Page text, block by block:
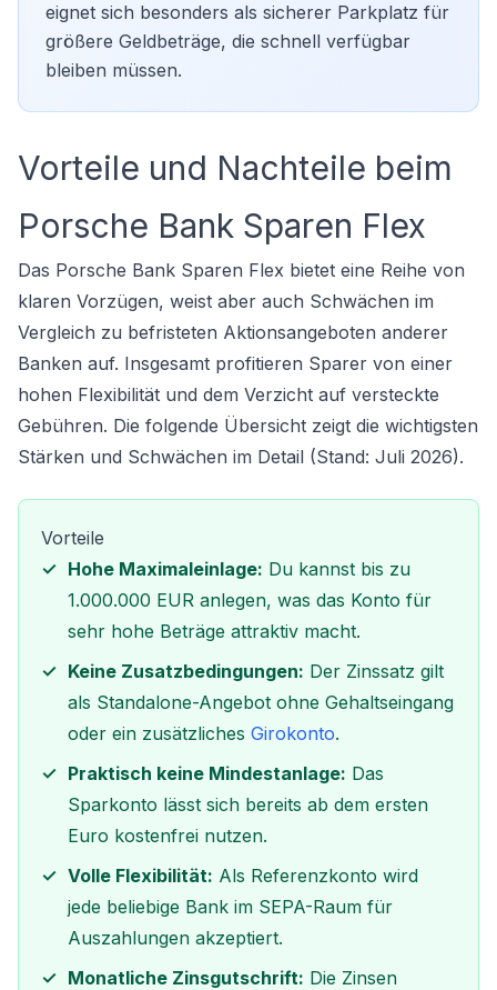
eignet sich besonders als sicherer Parkplatz für
größere Geldbeträge, die schnell verfügbar
bleiben müssen.
Vorteile und Nachteile beim
Porsche Bank Sparen Flex
Das Porsche Bank Sparen Flex bietet eine Reihe von
klaren Vorzügen, weist aber auch Schwächen im
Vergleich zu befristeten Aktionsangeboten anderer
Banken auf. Insgesamt profitieren Sparer von einer
hohen Flexibilität und dem Verzicht auf versteckte
Gebühren. Die folgende Übersicht zeigt die wichtigsten
Stärken und Schwächen im Detail (Stand: Juli 2026).
Vorteile
Hohe Maximaleinlage: Du kannst bis zu
1.000.000 EUR anlegen, was das Konto für
sehr hohe Beträge attraktiv macht.
Keine Zusatzbedingungen: Der Zinssatz gilt
als Standalone-Angebot ohne Gehaltseingang
oder ein zusätzliches Girokonto.
Praktisch keine Mindestanlage: Das
Sparkonto lässt sich bereits ab dem ersten
Euro kostenfrei nutzen.
Volle Flexibilität: Als Referenzkonto wird
jede beliebige Bank im SEPA-Raum für
Auszahlungen akzeptiert.
Monatliche Zinsgutschrift: Die Zinsen